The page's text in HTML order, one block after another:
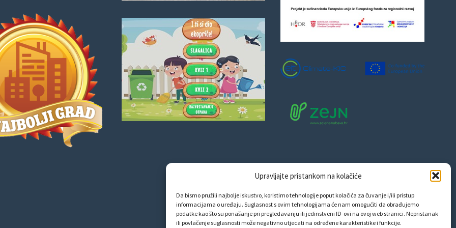
Upravljajte pristankom na kolačiće
Da bismo pružili najbolje iskustvo, koristimo tehnologije poput kolačića za čuvanje i/ili pristup
informacijama o uređaju. Suglasnost s ovim tehnologijama će nam omogućiti da obrađujemo
podatke kao što su ponašanje pri pregledavanju ili jedinstveni ID-ovi na ovoj web stranici. Nepristanak
ili povlačenje suglasnosti može negativno utjecati na određene karakteristike i funkcije.